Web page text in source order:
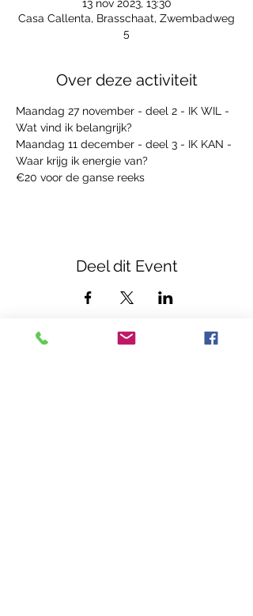
13 nov 2023, 13:30
Casa Callenta, Brasschaat, Zwembadweg
5
Over deze activiteit
Maandag 27 november - deel 2 - IK WIL -
Wat vind ik belangrijk?
Maandag 11 december - deel 3 - IK KAN -
Waar krijg ik energie van?
€20 voor de ganse reeks
Deel dit Event